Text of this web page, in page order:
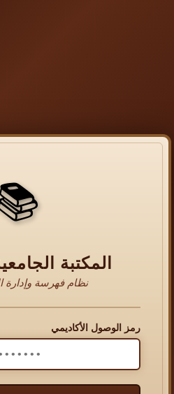
المكتبة
نظام فهرسة
رمز الوصول الأكاديمي